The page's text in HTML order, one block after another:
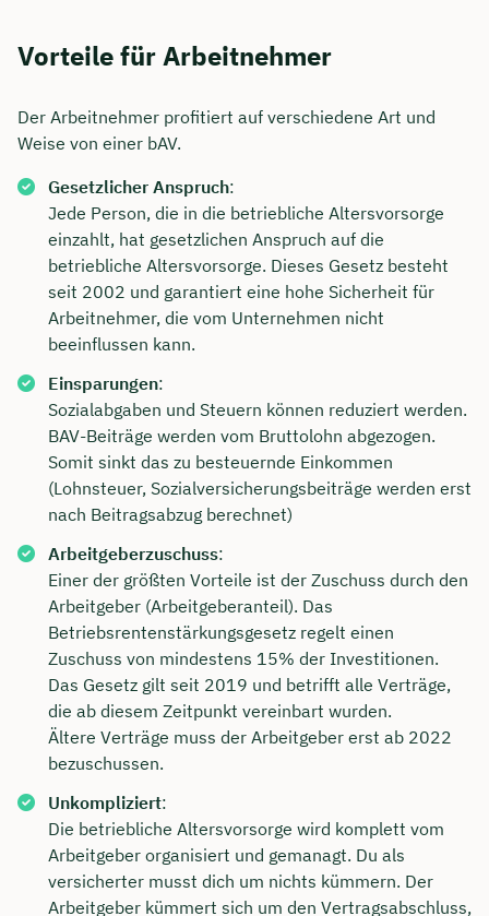
Vorteile für Arbeitnehmer
Der Arbeitnehmer profitiert auf verschiedene Art und
Weise von einer bAV.
Gesetzlicher Anspruch:
Jede Person, die in die betriebliche Altersvorsorge
einzahlt, hat gesetzlichen Anspruch auf die
betriebliche Altersvorsorge. Dieses Gesetz besteht
seit 2002 und garantiert eine hohe Sicherheit für
Arbeitnehmer, die vom Unternehmen nicht
beeinflussen kann.
Einsparungen:
Sozialabgaben und Steuern können reduziert werden.
BAV-Beiträge werden vom Bruttolohn abgezogen.
Somit sinkt das zu besteuernde Einkommen
(Lohnsteuer, Sozialversicherungsbeiträge werden erst
nach Beitragsabzug berechnet)
Arbeitgeberzuschuss:
Einer der größten Vorteile ist der Zuschuss durch den
Arbeitgeber (Arbeitgeberanteil). Das
Betriebsrentenstärkungsgesetz regelt einen
Zuschuss von mindestens 15% der Investitionen.
Das Gesetz gilt seit 2019 und betrifft alle Verträge,
die ab diesem Zeitpunkt vereinbart wurden.
Ältere Verträge muss der Arbeitgeber erst ab 2022
bezuschussen.
Unkompliziert:
Die betriebliche Altersvorsorge wird komplett vom
Arbeitgeber organisiert und gemanagt. Du als
versicherter musst dich um nichts kümmern. Der
Arbeitgeber kümmert sich um den Vertragsabschluss,
Jetzt persönliches
Beratungsgespräch mit
Tobias Niendieck sichern 🤝
Wir beraten dich Montag bis Freitag von 8 bis